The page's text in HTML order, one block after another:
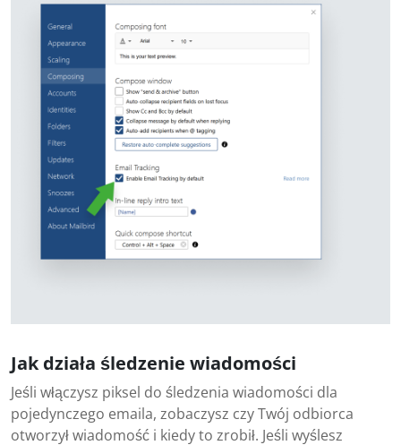
Jak działa śledzenie wiadomości
Jeśli włączysz piksel do śledzenia wiadomości dla
pojedynczego emaila, zobaczysz czy Twój odbiorca
otworzył wiadomość i kiedy to zrobił. Jeśli wyślesz